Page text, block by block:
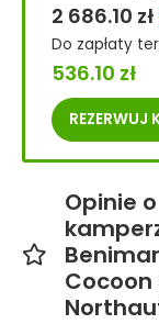
2 686.10 zł
Do zapłaty
536.10 zł
REZERWUJ
Opinie o
Benimar
Cocoon